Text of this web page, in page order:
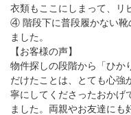
衣類もここにしまって、リ
④ 階段下に普段履かない靴
ました。
【お客様の声】
物件探しの段階から「ひか
だけたことは、とても心強
寧にしてくださったおかげ
ました。両親やお友達に